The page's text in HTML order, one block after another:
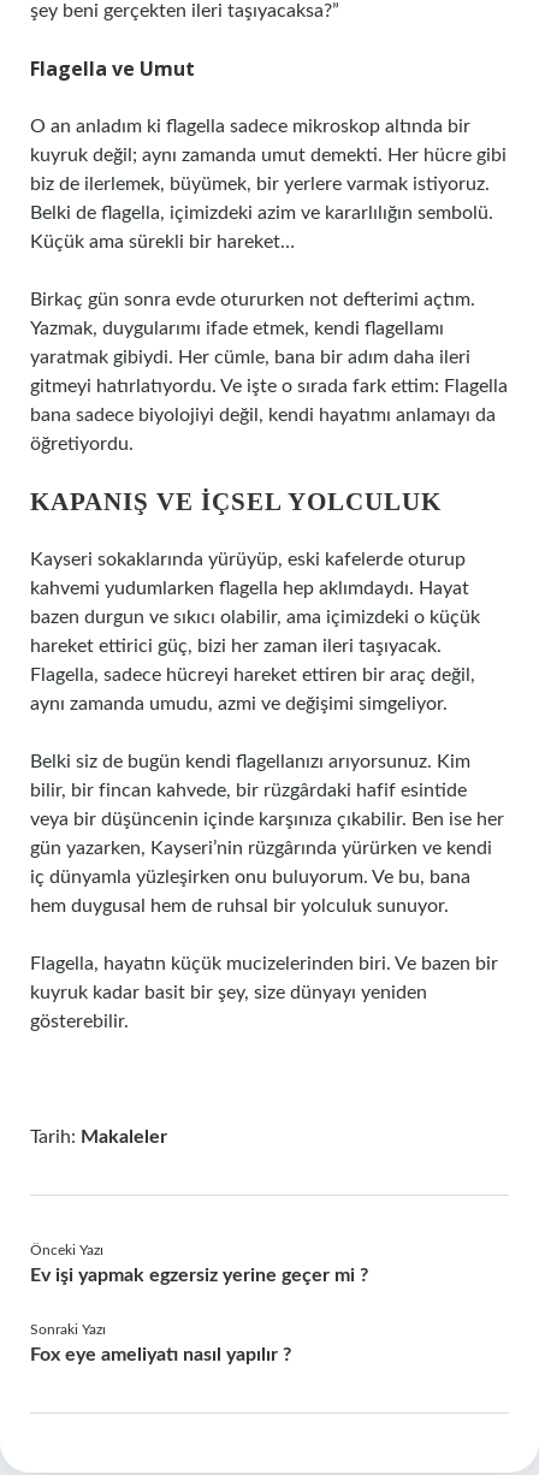
şey beni gerçekten ileri taşıyacaksa?”
Flagella ve Umut
O an anladım ki flagella sadece mikroskop altında bir
kuyruk değil; aynı zamanda umut demekti. Her hücre gibi
biz de ilerlemek, büyümek, bir yerlere varmak istiyoruz.
Belki de flagella, içimizdeki azim ve kararlılığın sembolü.
Küçük ama sürekli bir hareket…
Birkaç gün sonra evde otururken not defterimi açtım.
Yazmak, duygularımı ifade etmek, kendi flagellamı
yaratmak gibiydi. Her cümle, bana bir adım daha ileri
gitmeyi hatırlatıyordu. Ve işte o sırada fark ettim: Flagella
bana sadece biyolojiyi değil, kendi hayatımı anlamayı da
öğretiyordu.
KAPANIŞ VE İÇSEL YOLCULUK
Kayseri sokaklarında yürüyüp, eski kafelerde oturup
kahvemi yudumlarken flagella hep aklımdaydı. Hayat
bazen durgun ve sıkıcı olabilir, ama içimizdeki o küçük
hareket ettirici güç, bizi her zaman ileri taşıyacak.
Flagella, sadece hücreyi hareket ettiren bir araç değil,
aynı zamanda umudu, azmi ve değişimi simgeliyor.
Belki siz de bugün kendi flagellanızı arıyorsunuz. Kim
bilir, bir fincan kahvede, bir rüzgârdaki hafif esintide
veya bir düşüncenin içinde karşınıza çıkabilir. Ben ise her
gün yazarken, Kayseri’nin rüzgârında yürürken ve kendi
iç dünyamla yüzleşirken onu buluyorum. Ve bu, bana
hem duygusal hem de ruhsal bir yolculuk sunuyor.
Flagella, hayatın küçük mucizelerinden biri. Ve bazen bir
kuyruk kadar basit bir şey, size dünyayı yeniden
gösterebilir.
Tarih: Makaleler
Önceki Yazı
Ev işi yapmak egzersiz yerine geçer mi ?
Sonraki Yazı
Fox eye ameliyatı nasıl yapılır ?